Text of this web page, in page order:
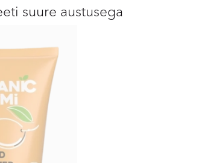
suure austusega